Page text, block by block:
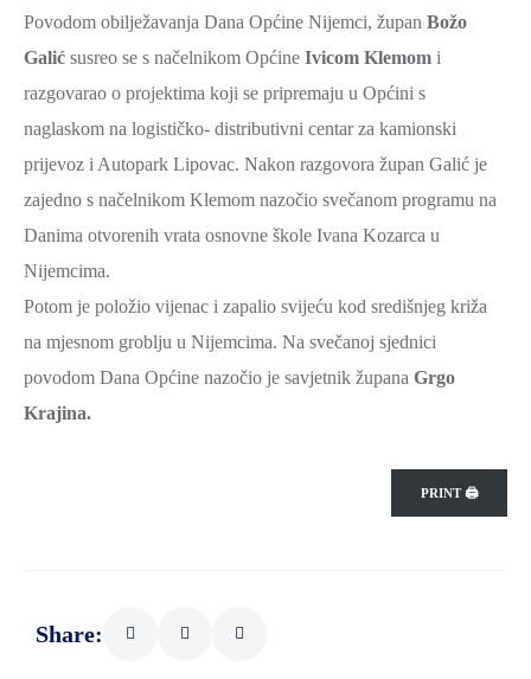
Povodom obilježavanja Dana Općine Nijemci, župan Božo
Galić susreo se s načelnikom Općine Ivicom Klemom i
razgovarao o projektima koji se pripremaju u Općini s
naglaskom na logističko- distributivni centar za kamionski
prijevoz i Autopark Lipovac. Nakon razgovora župan Galić je
zajedno s načelnikom Klemom nazočio svečanom programu na
Danima otvorenih vrata osnovne škole Ivana Kozarca u
Nijemcima.
Potom je položio vijenac i zapalio svijeću kod središnjeg križa
na mjesnom groblju u Nijemcima. Na svečanoj sjednici
povodom Dana Općine nazočio je savjetnik župana Grgo
Krajina.
PRINT 🖨
Share: